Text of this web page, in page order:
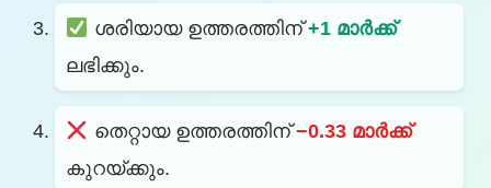
ശരിയായ ഉത്തരത്തിന്+1 മാർക്ക്
ലഭിക്കും.
തെറ്റായ ഉത്തരത്തിന്−0.33 മാർക്ക്
കുറയ്‌ക്കും.